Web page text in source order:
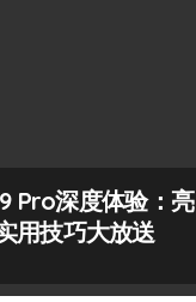
Pro深度体验：亮
用技巧大放送